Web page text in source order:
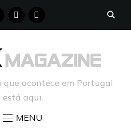
PINTERESTTUMBLR
que acontece em Portugal
está aqui.
MENU